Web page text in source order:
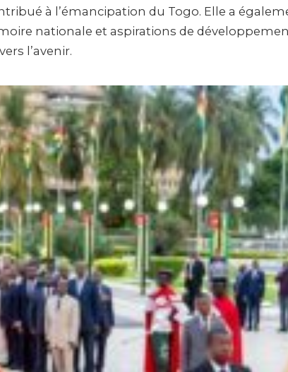
à l’émancipation du Togo. Elle a
nationale et aspirations de
l’avenir.